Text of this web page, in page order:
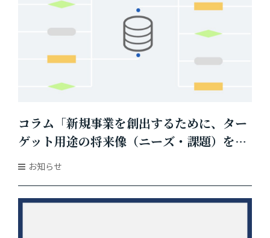
コラム「新規事業を創出するために、ター
ゲット用途の将来像（ニーズ・課題）を予
測する」を掲載しました
お知らせ